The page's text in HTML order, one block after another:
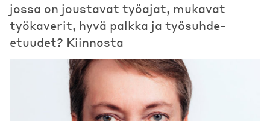
jossa on joustavat työajat, mukavat
työkaverit, hyvä palkka ja työsuhde-
etuudet? Kiinnosta